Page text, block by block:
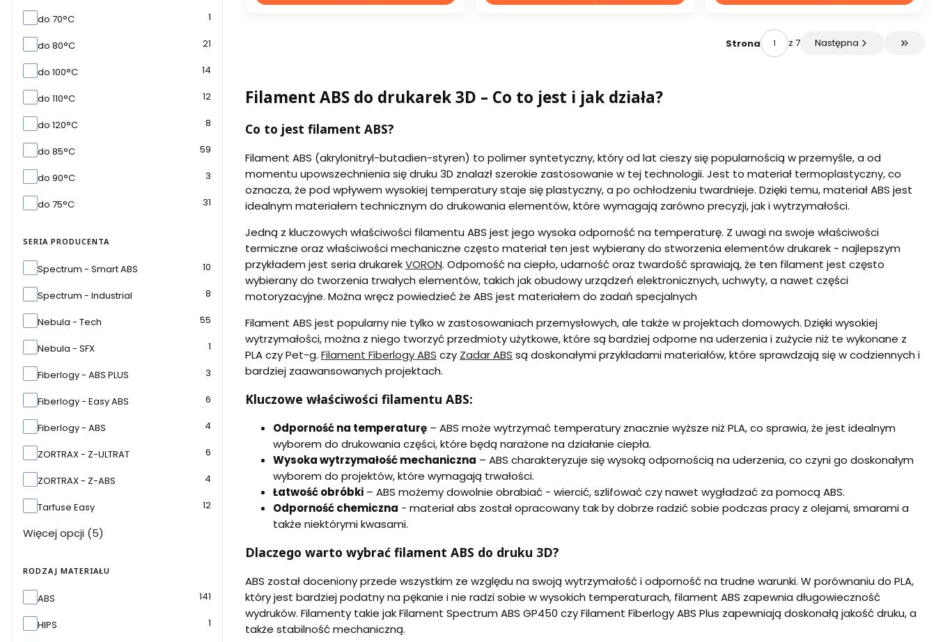
Wytrzymałość temperaturowa
do 70°C 1
do 80°C 21
do 100°C 14
do 110°C 12
do 120°C 8
do 85°C 59
do 90°C 3
do 75°C 31
SERIA PRODUCENTA
Seria producenta
Spectrum - Smart ABS 10
Spectrum - Industrial 8
Nebula - Tech 55
Nebula - SFX 1
Fiberlogy - ABS PLUS 3
Fiberlogy - Easy ABS 6
Fiberlogy - ABS 4
ZORTRAX - Z-ULTRAT 6
ZORTRAX - Z-ABS 4
Tarfuse Easy 12
Więcej opcji (5)
RODZAJ MATERIAŁU
Rodzaj materiału
ABS 141
HIPS 1
Strona z 7 Następna
Filament ABS do drukarek 3D – Co to jest i jak działa?
Co to jest filament ABS?
Filament ABS (akrylonitryl-butadien-styren) to polimer syntetyczny, który od lat cieszy się popularnością w przemyśle, a od
momentu upowszechnienia się druku 3D znalazł szerokie zastosowanie w tej technologii. Jest to materiał termoplastyczny, co
oznacza, że pod wpływem wysokiej temperatury staje się plastyczny, a po ochłodzeniu twardnieje. Dzięki temu, materiał ABS jest
idealnym materiałem technicznym do drukowania elementów, które wymagają zarówno precyzji, jak i wytrzymałości.
Jedną z kluczowych właściwości filamentu ABS jest jego wysoka odporność na temperaturę. Z uwagi na swoje właściwości
termiczne oraz właściwości mechaniczne często materiał ten jest wybierany do stworzenia elementów drukarek - najlepszym
przykładem jest seria drukarekVORON. Odporność na ciepło, udarność oraz twardość sprawiają, że ten filament jest często
wybierany do tworzenia trwałych elementów, takich jak obudowy urządzeń elektronicznych, uchwyty, a nawet części
motoryzacyjne. Można wręcz powiedzieć że ABS jest materiałem do zadań specjalnych
Filament ABS jest popularny nie tylko w zastosowaniach przemysłowych, ale także w projektach domowych. Dzięki wysokiej
wytrzymałości, można z niego tworzyć przedmioty użytkowe, które są bardziej odporne na uderzenia i zużycie niż te wykonane z
PLA czy Pet-g. Filament Fiberlogy ABS czy Zadar ABS są doskonałymi przykładami materiałów, które sprawdzają się w codziennych i
bardziej zaawansowanych projektach.
Kluczowe właściwości filamentu ABS:
Odporność na temperaturę – ABS może wytrzymać temperatury znacznie wyższe niż PLA, co sprawia, że jest idealnym
wyborem do drukowania części, które będą narażone na działanie ciepła.
Wysoka wytrzymałość mechaniczna – ABS charakteryzuje się wysoką odpornością na uderzenia, co czyni go doskonałym
wyborem do projektów, które wymagają trwałości.
Łatwość obróbki – ABS możemy dowolnie obrabiać - wiercić, szlifować czy nawet wygładzać za pomocą ABS.
Odporność chemiczna - materiał abs został opracowany tak by dobrze radzić sobie podczas pracy z olejami, smarami a
także niektórymi kwasami.
Dlaczego warto wybrać filament ABS do druku 3D?
ABS został doceniony przede wszystkim ze względu na swoją wytrzymałość i odporność na trudne warunki. W porównaniu do PLA,
który jest bardziej podatny na pękanie i nie radzi sobie w wysokich temperaturach, filament ABS zapewnia długowieczność
wydruków. Filamenty takie jak Filament Spectrum ABS GP450 czy Filament Fiberlogy ABS Plus zapewniają doskonałą jakość druku, a
także stabilność mechaniczną.